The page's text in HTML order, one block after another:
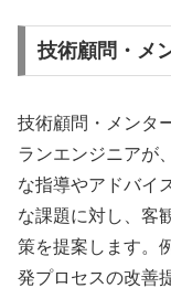
技術顧問・メ
技術顧問・メンタ
ランエンジニアが
な指導やアドバイ
な課題に対し、客
策を提案します。
発プロセスの改善